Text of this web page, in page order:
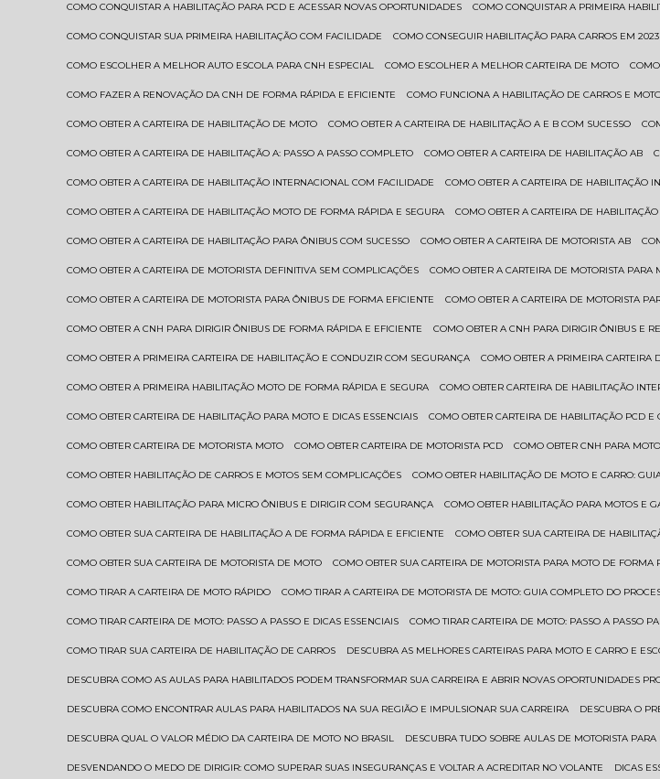
COMO CONQUISTAR A HABILITAÇÃO PARA PCD E ACESSAR NOVAS OPORTUNIDADES COMO CONQUISTAR A PRIMEIRA
COMO CONQUISTAR SUA PRIMEIRA HABILITAÇÃO COM FACILIDADE COMO CONSEGUIR HABILITAÇÃO PARA CARROS EM
COMO ESCOLHER A MELHOR AUTO ESCOLA PARA CNH ESPECIAL COMO ESCOLHER A MELHOR CARTEIRA DE MOTO
COMO FAZER A RENOVAÇÃO DA CNH DE FORMA RÁPIDA E EFICIENTE COMO FUNCIONA A HABILITAÇÃO DE CARROS E
COMO OBTER A CARTEIRA DE HABILITAÇÃO DE MOTO COMO OBTER A CARTEIRA DE HABILITAÇÃO A E B COM SUCESSO
COMO OBTER A CARTEIRA DE HABILITAÇÃO A: PASSO A PASSO COMPLETO COMO OBTER A CARTEIRA DE HABILITAÇÃO AB
COMO OBTER A CARTEIRA DE HABILITAÇÃO INTERNACIONAL COM FACILIDADE COMO OBTER A CARTEIRA DE HABILITAÇÃO
COMO OBTER A CARTEIRA DE HABILITAÇÃO MOTO DE FORMA RÁPIDA E SEGURA COMO OBTER A CARTEIRA DE
COMO OBTER A CARTEIRA DE HABILITAÇÃO PARA ÔNIBUS COM SUCESSO COMO OBTER A CARTEIRA DE MOTORISTA AB
COMO OBTER A CARTEIRA DE MOTORISTA DEFINITIVA SEM COMPLICAÇÕES COMO OBTER A CARTEIRA DE MOTORISTA
COMO OBTER A CARTEIRA DE MOTORISTA PARA ÔNIBUS DE FORMA EFICIENTE COMO OBTER A CARTEIRA DE MOTORISTA
COMO OBTER A CNH PARA DIRIGIR ÔNIBUS DE FORMA RÁPIDA E EFICIENTE COMO OBTER A CNH PARA DIRIGIR ÔNIBUS E
COMO OBTER A PRIMEIRA CARTEIRA DE HABILITAÇÃO E CONDUZIR COM SEGURANÇA COMO OBTER A PRIMEIRA
COMO OBTER A PRIMEIRA HABILITAÇÃO MOTO DE FORMA RÁPIDA E SEGURA COMO OBTER CARTEIRA DE HABILITAÇÃO
COMO OBTER CARTEIRA DE HABILITAÇÃO PARA MOTO E DICAS ESSENCIAIS COMO OBTER CARTEIRA DE HABILITAÇÃO PCD E
COMO OBTER CARTEIRA DE MOTORISTA MOTO COMO OBTER CARTEIRA DE MOTORISTA PCD COMO OBTER CNH PARA
COMO OBTER HABILITAÇÃO DE CARROS E MOTOS SEM COMPLICAÇÕES COMO OBTER HABILITAÇÃO DE MOTO E CARRO:
COMO OBTER HABILITAÇÃO PARA MICRO ÔNIBUS E DIRIGIR COM SEGURANÇA COMO OBTER HABILITAÇÃO PARA MOTOS E
COMO OBTER SUA CARTEIRA DE HABILITAÇÃO A DE FORMA RÁPIDA E EFICIENTE COMO OBTER SUA CARTEIRA DE
COMO OBTER SUA CARTEIRA DE MOTORISTA DE MOTO COMO OBTER SUA CARTEIRA DE MOTORISTA PARA MOTO DE FORMA
COMO TIRAR A CARTEIRA DE MOTO RÁPIDO COMO TIRAR A CARTEIRA DE MOTORISTA DE MOTO: GUIA COMPLETO DO
COMO TIRAR CARTEIRA DE MOTO: PASSO A PASSO E DICAS ESSENCIAIS COMO TIRAR CARTEIRA DE MOTO: PASSO A PASSO
COMO TIRAR SUA CARTEIRA DE HABILITAÇÃO DE CARROS DESCUBRA AS MELHORES CARTEIRAS PARA MOTO E CARRO E
DESCUBRA COMO AS AULAS PARA HABILITADOS PODEM TRANSFORMAR SUA CARREIRA E ABRIR NOVAS OPORTUNIDADES
DESCUBRA COMO ENCONTRAR AULAS PARA HABILITADOS NA SUA REGIÃO E IMPULSIONAR SUA CARREIRA DESCUBRA O
DESCUBRA QUAL O VALOR MÉDIO DA CARTEIRA DE MOTO NO BRASIL DESCUBRA TUDO SOBRE AULAS DE MOTORISTA
DESVENDANDO O MEDO DE DIRIGIR: COMO SUPERAR SUAS INSEGURANÇAS E VOLTAR A ACREDITAR NO VOLANTE DICAS